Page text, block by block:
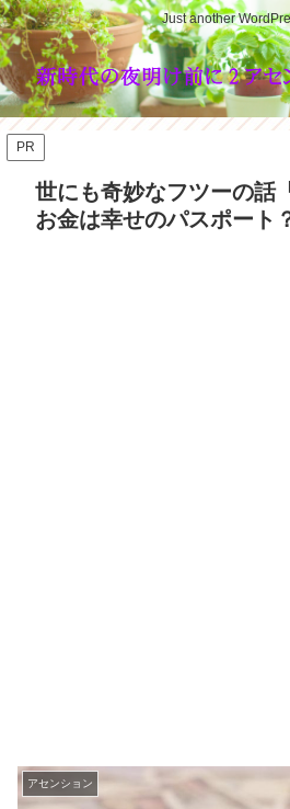
Just another
PR
世にも奇妙なフツーの話
お金は幸せのパスポート
アセンション